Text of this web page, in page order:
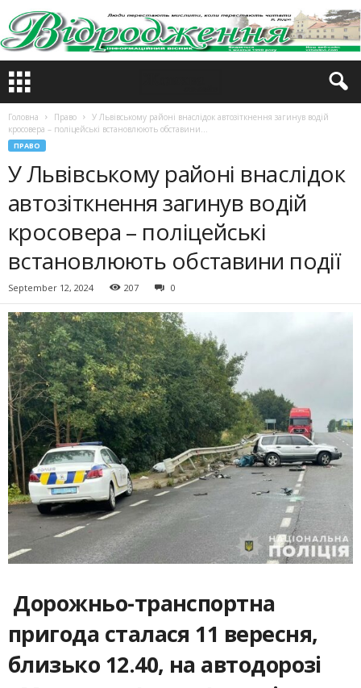
Головна Право
У Львівському районі внаслідок автозіткнення загинув водій
кросовера – поліцейські встановлюють обставини...
ПРАВО
У Львівському районі внаслідок
автозіткнення загинув водій
кросовера – поліцейські
встановлюють обставини події
September 12, 2024 207 0
Дорожньо-транспортна
пригода сталася 11 вересня,
близько 12.40, на автодорозі